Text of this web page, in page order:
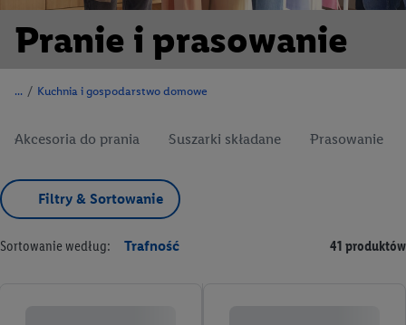
Pranie i prasowanie
/ Kuchnia i gospodarstwo domowe
Akcesoria do prania Suszarki składane Prasowanie
Filtry & Sortowanie
Sortowanie według: Trafność 41 produktów